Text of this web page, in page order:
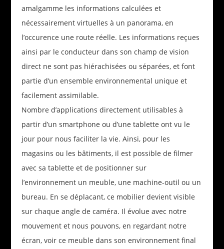
amalgamme les informations calculées et
nécessairement virtuelles à un panorama, en
l’occurence une route réelle. Les informations reçues
ainsi par le conducteur dans son champ de vision
direct ne sont pas hiérachisées ou séparées, et font
partie d’un ensemble environnemental unique et
facilement assimilable.
Nombre d’applications directement utilisables à
partir d’un smartphone ou d’une tablette ont vu le
jour pour nous faciliter la vie. Ainsi, pour les
magasins ou les bâtiments, il est possible de filmer
avec sa tablette et de positionner sur
l’environnement un meuble, une machine-outil ou un
bureau. En se déplacant, ce mobilier devient visible
sur chaque angle de caméra. Il évolue avec notre
mouvement et nous pouvons, en regardant notre
écran, voir ce meuble dans son environnement final